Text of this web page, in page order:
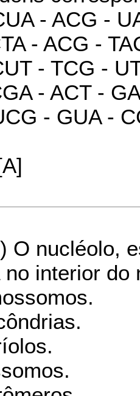
- ACG -
- ACG -
- TCG -
- ACT -
- GUA -
O nucléolo,
interior do